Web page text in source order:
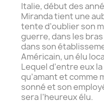
Italie, début des
Miranda tient une
tente d’oublier son
guerre, dans les
dans son
Américain, un élu
Lequel d’entre eux
qu’amant et comme
sonné et son
sera l’heureux élu.